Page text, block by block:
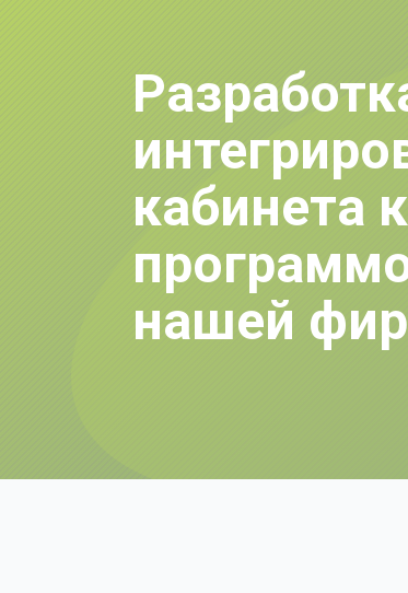
кабинета
нашей